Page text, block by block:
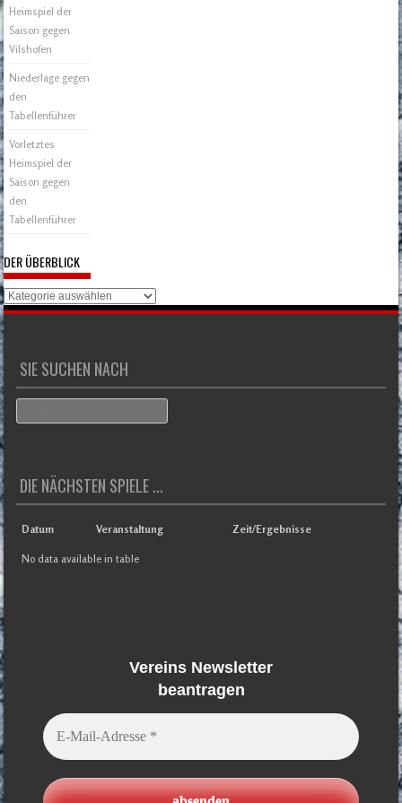
Heimspiel der
Saison gegen
Vilshofen
Niederlage gegen
den
Tabellenführer
Vorletztes
Heimspiel der
Saison gegen
den
Tabellenführer
DER ÜBERBLICK
Der
Überblick
SIE SUCHEN NACH
DIE NÄCHSTEN SPIELE ...
Datum Veranstaltung Zeit/Ergebnisse
No data available in table
Vereins Newsletter
beantragen